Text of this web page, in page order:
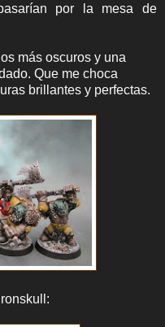
por la mesa de
más oscuros y una
Que me choca
brillantes y perfectas.